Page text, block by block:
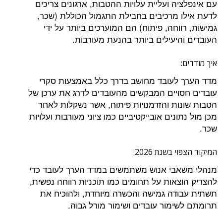
עם אינפלציה ועליית עלויות ההטבות, ארגונים צריכים
לדעת אילו מרכיבים בחבילת התגמול הכוללת (שכר,
גמישות, רווחה, פיתוח) הם המוערכים ביותר על ידי
העובדים והיעילים ביותר בהנעת מעורבות.
איך מודדים:
מדד הערך לעובד מחושב בדרך כלל באמצעות סקרי
עובדים חסויים המבקשים מהעובדים לדרג את ערכן של
הטבות שונות והזדמנויות פיתוח, אשר נשקלות לאחר
מכן מול נתונים אובייקטיביים כמו ציוני מעורבות ועלויות
שכר.
המיקוד הצפוי בשנת 2026:
מנהלי משאבי אנוש משתמשים במדד הערך לעובד כדי
להצדיק הוצאות על תחומים כמו תוכניות רווחה נפשית,
תשתית עבודה גמישה והכשרה מיוחדת, ולהוכיח את
תרומתם לשימור עובדים ושימור מורל גבוה.